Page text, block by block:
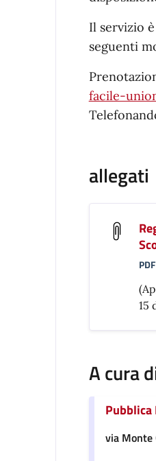
Il servizio
seguenti
facile-
allegati
15
A cura
via Monte